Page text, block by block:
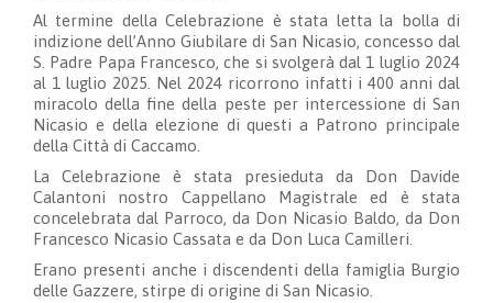
Al termine della Celebrazione è stata letta la bolla di
indizione dell’Anno Giubilare di San Nicasio, concesso dal
S. Padre Papa Francesco, che si svolgerà dal 1 luglio 2024
al 1 luglio 2025. Nel 2024 ricorrono infatti i 400 anni dal
miracolo della fine della peste per intercessione di San
Nicasio e della elezione di questi a Patrono principale
della Città di Caccamo.
La Celebrazione è stata presieduta da Don Davide
Calantoni nostro Cappellano Magistrale ed è stata
concelebrata dal Parroco, da Don Nicasio Baldo, da Don
Francesco Nicasio Cassata e da Don Luca Camilleri.
Erano presenti anche i discendenti della famiglia Burgio
delle Gazzere, stirpe di origine di San Nicasio.